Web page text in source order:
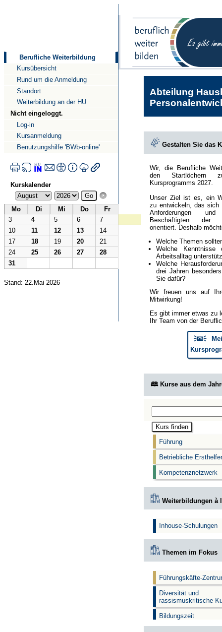
Berufliche Weiterbildung
Kursübersicht
Rund um die Anmeldung
Standort
Weiterbildung an der HU
Nicht eingeloggt.
Log-in
Kursanmeldung
Benutzungshilfe 'BWb-online'
Kurskalender
Mo Di Mi Do
Fr
3
4 5 6
7
10
11 12 13
14
17
18 19 20
21
24
25 26 27
28
31
Stand: 22.Mai 2026
Abteilung
Gestalten Sie das
Wir, die Berufliche
den Startlöchern
Kursprogramms 2027.
Unser Ziel ist es, ein
zu entwickeln, das sich
Anforderungen
Beschäftigten der
orientiert. Deshalb
Welche Themen
Welche
Arbeitsalltag
Welche
drei Jahren
Sie dafür?
Wir freuen uns auf
Mitwirkung!
Es gibt immer etwas zu
Ihr Team von der
🗦📧🗧
🕮 Kurse aus dem
Führung
Betriebliche
Kompetenznetzwerk
Weiterbildungen à
Inhouse-Schulungen
Themen im Fokus
Führungskäfte-
Diversität und
rassismuskritische
Bildungszeit